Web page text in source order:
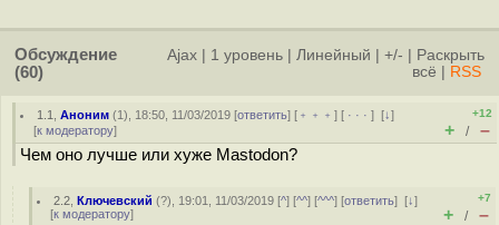
Обсуждение
(60)
Ajax 1 уровень Линейный +/-
Раскрыть
всё
RSS
1.1 ,Аноним (1), 18:50, 11/03/2019 [ответить] [ ﹢﹢﹢] [ · · ·][↓]
[к модератору]
+12
+ / –
Чем оно лучше или хуже Mastodon?
2.2 ,Ключевский (?), 19:01, 11/03/2019 [^] [^^] [^^^] [ответить][↓]
[к модератору]
+7
+ / –